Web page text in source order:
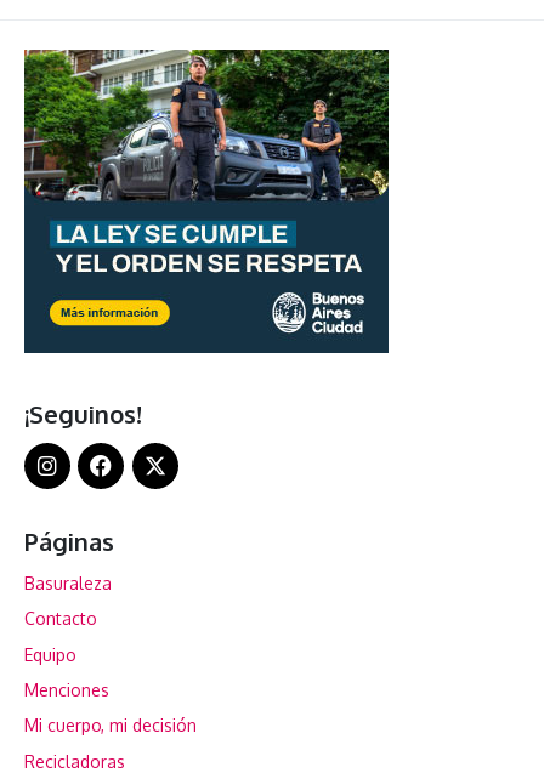
¡Seguinos!
Páginas
Basuraleza
Contacto
Equipo
Menciones
Mi cuerpo, mi decisión
Recicladoras